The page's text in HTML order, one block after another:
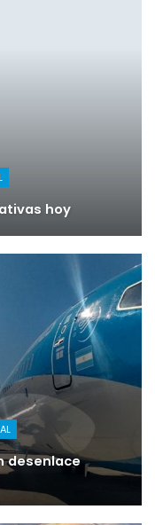
hoy
desenlace